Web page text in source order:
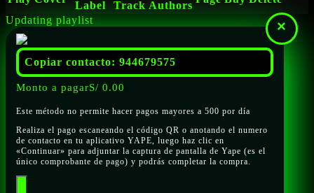
Label
Track Authors
Updating playlist
×
Copiar contacto: 944679575
Monto a pagarS/ 0.00
Este método no permite hacer pagos mayores a 500 por día
Realiza el pago escaneando el código QR o anotando el numero
de contacto en tu aplicativo YAPE, luego haz clic en
«Continuar» para adjuntar la captura de pantalla de Yape (es el
único comprobante de pago) y podrás completar la compra.